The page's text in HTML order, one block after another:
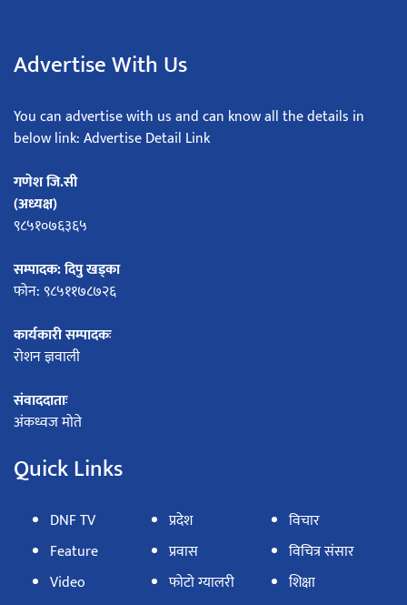
Advertise With Us
You can advertise with us and can know all the details in
below link: Advertise Detail Link
गणेश जि.सी
(अध्यक्ष)
९८५१०७६३६५
सम्पादक: दिपु खड्का
फोन: ९८५११७८७२६
कार्यकारी सम्पादकः
रोशन ज्ञवाली
संवाददाताः
अंकध्वज मोते
Quick Links
DNF TV
Feature
Video
प्रदेश
प्रवास
फोटो ग्यालरी
विचार
विचित्र संसार
शिक्षा